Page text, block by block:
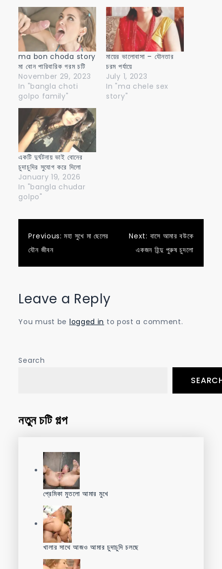
ma bon choda story
মা বোন পারিবারিক গরম চটি
November 29, 2023
In "bangla choti
golpo family"
মায়ের ভালোবাসা – যৌনতার
চরম পর্যায়ে
July 1, 2023
In "ma chele sex
story"
একটি দুর্ঘটনায় ভাই বোনের
চুদাচুদির সুযোগ করে দিলো
January 19, 2026
In "bangla chudar
golpo"
Post
navigation
Previous: মহা সুখে মা ছেলের
যৌন জীবন
Next: বাসে আমার বউকে
একজন হিন্দু পুরুষ চুদলো
Leave a Reply
You must be logged in to post a comment.
Search
নতুন চটি গল্প
প্রেমিকা মুতলো আমার মুখে
খালার সাথে আজও আমার চুদাচুদি চলছে